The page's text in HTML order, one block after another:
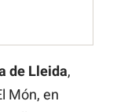
de Lleida,
Món, en